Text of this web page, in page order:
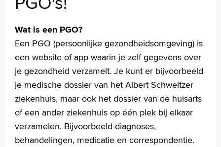
Language
Zoeken
English
Français
Polski
Türkçe
Arabisch
Wat is een PGO?
Een PGO (persoonlijke gezondheidsomgeving) is
een website of app waarin je zelf gegevens over
je gezondheid verzamelt. Je kunt er bijvoorbeeld
je medische dossier van het Albert Schweitzer
ziekenhuis, maar ook het dossier van de huisarts
of een ander ziekenhuis op één plek bij elkaar
verzamelen. Bijvoorbeeld diagnoses,
behandelingen, medicatie en correspondentie.